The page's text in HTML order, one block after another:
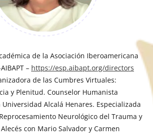
de la Asociación Iberoamericana
– https://esp.aibapt.org/directors
de las Cumbres Virtuales:
y Plenitud. Counselor Humanista
Alcalá Henares. Especializada
Neurológico del Trauma y
con Mario Salvador y Carmen